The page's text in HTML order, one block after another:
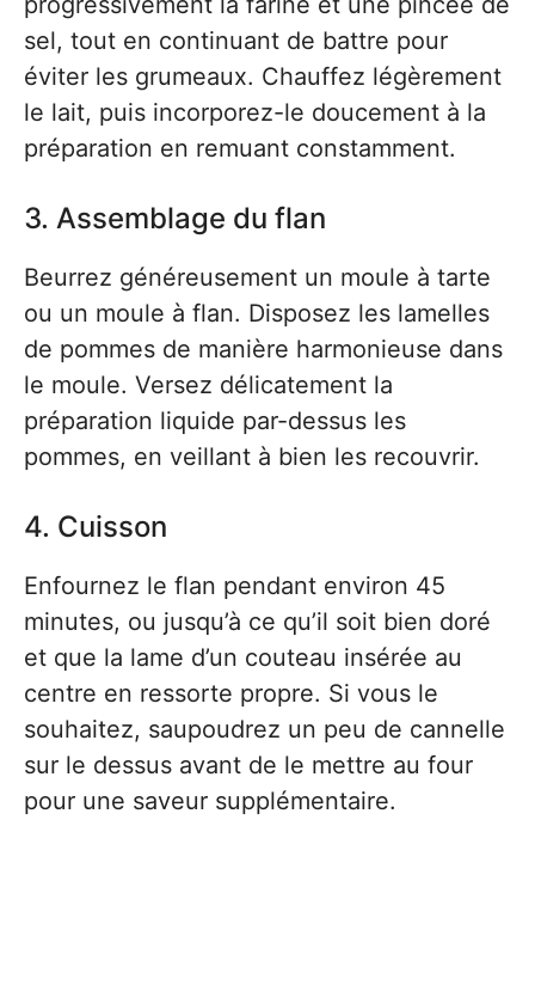
sel, tout en continuant de battre pour
éviter les grumeaux. Chauffez légèrement
le lait, puis incorporez-le doucement à la
préparation en remuant constamment.
3. Assemblage du flan
Beurrez généreusement un moule à tarte
ou un moule à flan. Disposez les lamelles
de pommes de manière harmonieuse dans
le moule. Versez délicatement la
préparation liquide par-dessus les
pommes, en veillant à bien les recouvrir.
4. Cuisson
Enfournez le flan pendant environ 45
minutes, ou jusqu’à ce qu’il soit bien doré
et que la lame d’un couteau insérée au
centre en ressorte propre. Si vous le
souhaitez, saupoudrez un peu de cannelle
sur le dessus avant de le mettre au four
pour une saveur supplémentaire.